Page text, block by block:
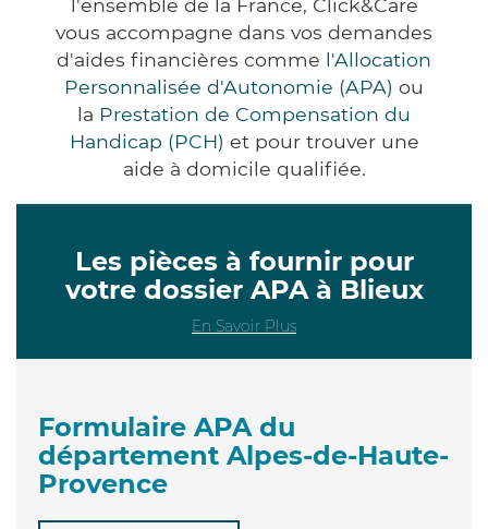
l'ensemble de la France, Click&Care
vous accompagne dans vos demandes
d'aides financières comme l'Allocation
Personnalisée d'Autonomie (APA) ou
la Prestation de Compensation du
Handicap (PCH) et pour trouver une
aide à domicile qualifiée.
Les pièces à fournir pour
votre dossier APA à Blieux
En Savoir Plus
Formulaire APA du
département Alpes-de-Haute-
Provence